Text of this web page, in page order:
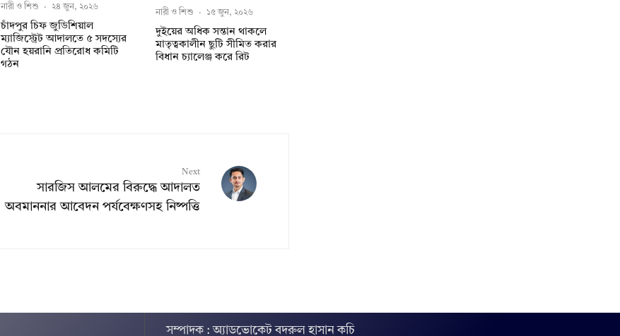
নারী ও শিশু · ২৪ জুন, ২০২৬
চাঁদপুর চিফ জুডিশিয়াল
ম্যাজিস্ট্রেট আদালতে ৫ সদস্যের
যৌন হয়রানি প্রতিরোধ কমিটি
গঠন
নারী ও শিশু · ১৫ জুন, ২০২৬
দুইয়ের অধিক সন্তান থাকলে
মাতৃত্বকালীন ছুটি সীমিত করার
বিধান চ্যালেঞ্জ করে রিট
Next
সারজিস আলমের বিরুদ্ধে আদালত
অবমাননার আবেদন পর্যবেক্ষণসহ নিষ্পত্তি
সম্পাদক : অ্যাডভোকেট বদরুল হাসান কচি